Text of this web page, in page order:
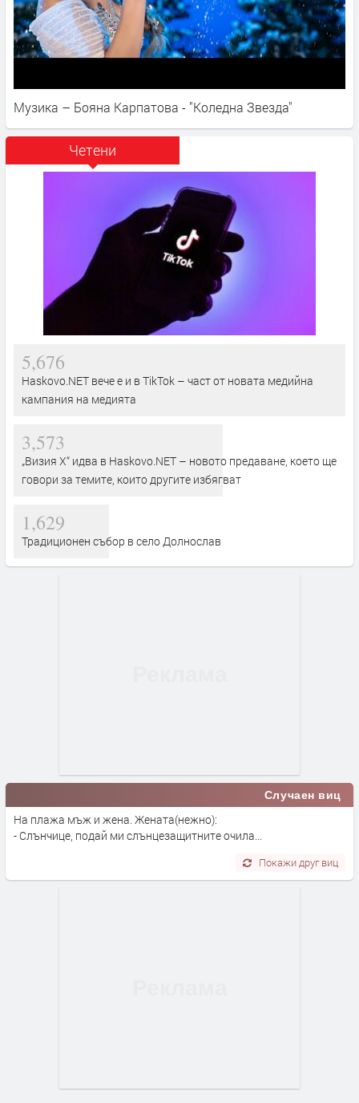
Музика – Бояна Карпатова - "Коледна Звезда"
Четени
5,676
Haskovo.NET вече е и в TikTok – част от новата медийна
кампания на медията
3,573
„Визия Х“ идва в Haskovo.NET – новото предаване, което ще
говори за темите, които другите избягват
1,629
Традиционен събор в село Долнослав
Случаен виц
На плажа мъж и жена. Жената(нежно):
- Слънчице, подай ми слънцезащитните очила...
Покажи друг виц